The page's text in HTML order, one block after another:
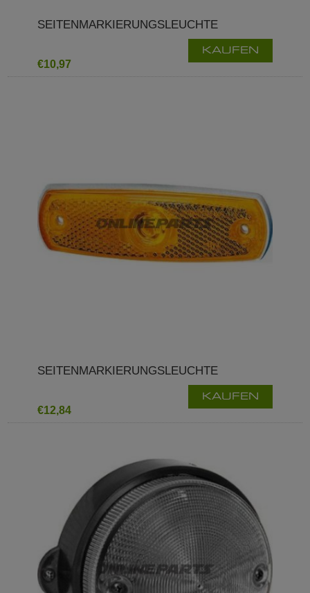
SEITENMARKIERUNGSLEUCHTE
€10,97
KAUFEN
SEITENMARKIERUNGSLEUCHTE
€12,84
KAUFEN